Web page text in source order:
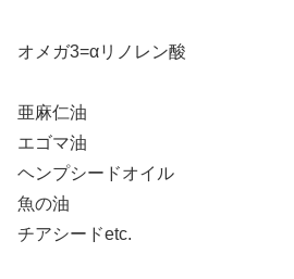
オメガ3=αリノレン酸
亜麻仁油
エゴマ油
ヘンプシードオイル
魚の油
チアシードetc.